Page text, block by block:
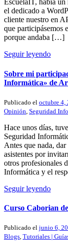
EscuelaIT, había un
el dedicado a
cliente nuestro en
que participásemos
porque andaba […]
Seguir leyendo
Sobre mi
Informática» de
Publicado el octubre 4,
Opinión Seguridad
Hace unos días,
Seguridad
Antes que nada,
asistentes por
otros profesionales
Informática y el
Seguir leyendo
Curso Caborian
Publicado el junio 6,
Blogs, Tutoriales |